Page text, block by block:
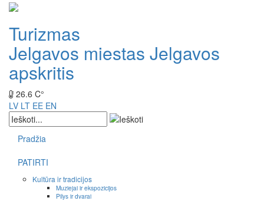
Turizmas
Jelgavos miestas Jelgavos
apskritis
26.6 C°
LV LT EE EN
Pradžia
PATIRTI
Kultūra ir tradicijos
Muziejai ir ekspozicijos
Pilys ir dvarai